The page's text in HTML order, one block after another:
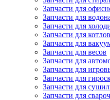
Запчасти для
Запчасти для
Запчасти для
Запчасти для
Запчасти для
Запчасти для весов
Запчасти для
Запчасти для
Запчасти для
Запчасти для
Запчасти для